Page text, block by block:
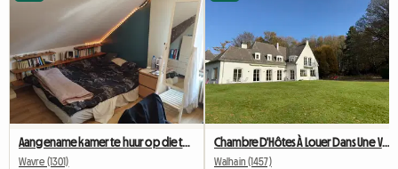
Aangename kamer te huur op die tweede verdieping van 'n huis
Wavre (1301)
Chambre D'Hôtes À Louer Dans Une Villa
Walhain (1457)